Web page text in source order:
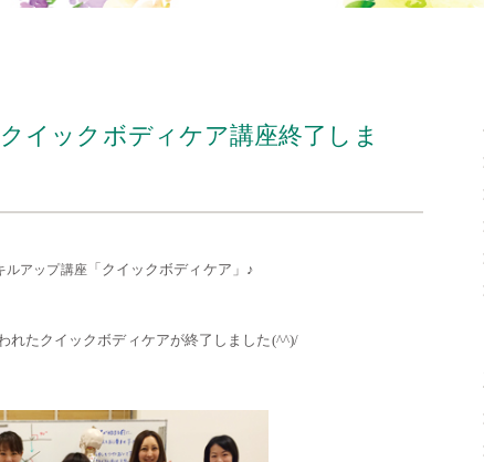
イックボディケア講座終了しま
ルアップ講座「クイックボディケア」♪
れたクイックボディケアが終了しました(^^)/